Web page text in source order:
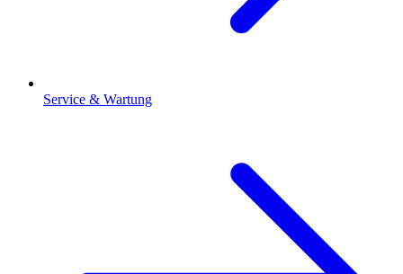
Service & Wartung